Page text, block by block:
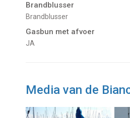
Brandblusser
Brandblusser
Gasbun met afvoer
JA
Media van de